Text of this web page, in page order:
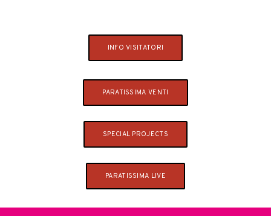
INFO VISITATORI
PARATISSIMA VENTI
SPECIAL PROJECTS
PARATISSIMA LIVE